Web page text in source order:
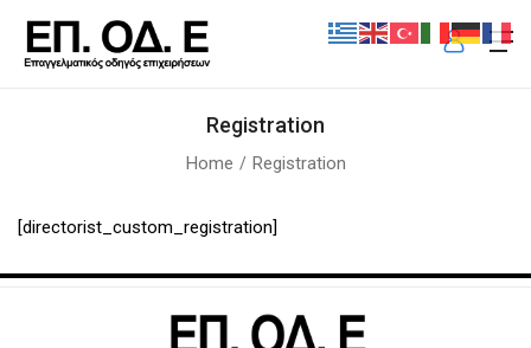
Registration
Home Registration
[directorist_custom_registration]